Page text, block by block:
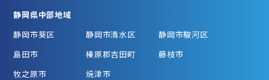
静岡県中部地域
静岡市葵区
静岡市清水区
静岡市駿河区
島田市
榛原郡吉田町
藤枝市
牧之原市
焼津市